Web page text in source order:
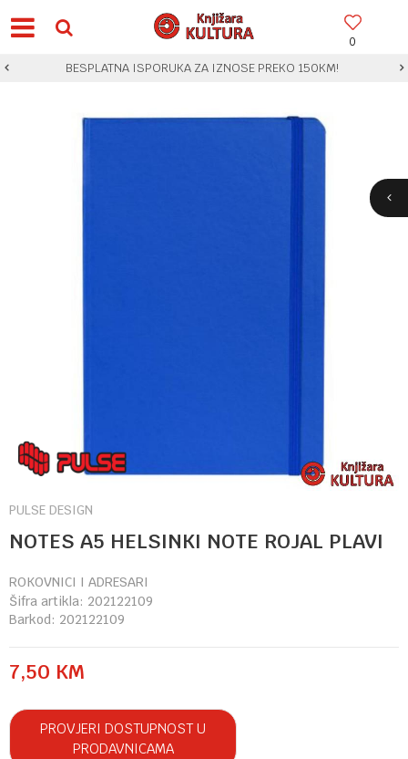
0
BESPLATNA ISPORUKA ZA IZNOSE PREKO 150KM!
PULSE DESIGN
NOTES A5 HELSINKI NOTE ROJAL PLAVI
ROKOVNICI I ADRESARI
Šifra artikla: 202122109
Barkod: 202122109
7,50 KM
PROVJERI DOSTUPNOST U
PRODAVNICAMA